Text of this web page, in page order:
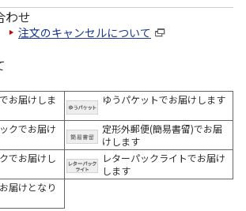
わせ
注文のキャンセルについて
お届けしま
ゆうパケットでお届けします
クでお届け
定形外郵便(簡易書留)でお届
けします
でお届けし
レターパックライトでお届け
します
届けとなり